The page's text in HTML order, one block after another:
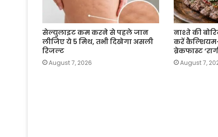
सेल्युलाइट कम करने से पहले जान
लीजिए ये 5 मिथ, तभी दिखेगा असली
रिजल्ट
August 7, 2026
नाश्ते की
करें कैल्शियम-
ब्रेकफास्ट
August 7,